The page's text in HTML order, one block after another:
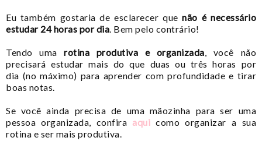
Eu também gostaria de esclarecer quenão é necessário
estudar 24 horas por dia . Bem pelo contrário!
Tendo umarotina produtiva e organizada , você não
precisará estudar mais do que duas ou três horas por
dia (no máximo) para aprender com profundidade e tirar
boas notas.
Se você ainda precisa de uma mãozinha para ser uma
pessoa organizada, confira aqui como organizar a sua
rotina e ser mais produtiva.